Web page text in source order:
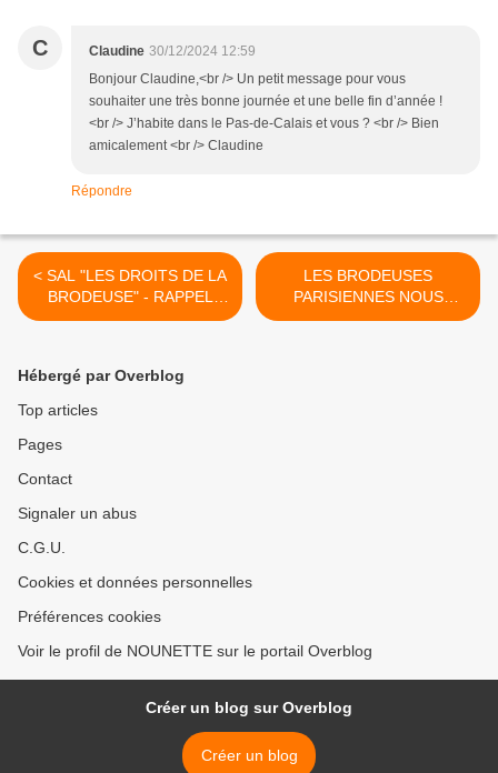
C Claudine 30/12/2024 12:59
Bonjour Claudine,<br /> Un petit message pour vous
souhaiter une très bonne journée et une belle fin d’année !
<br /> J’habite dans le Pas-de-Calais et vous ? <br /> Bien
amicalement <br /> Claudine
Répondre
< SAL "LES DROITS DE LA
BRODEUSE" - RAPPEL
POUR L'ENVOI DE LA
LES BRODEUSES
PARISIENNES NOUS
OFFRENT UNE NOUVELLE
Hébergé par Overblog
Top articles
Pages
Contact
Signaler un abus
C.G.U.
Cookies et données personnelles
Préférences cookies
Voir le profil de NOUNETTE sur le portail Overblog
Créer un blog sur Overblog
Créer un blog